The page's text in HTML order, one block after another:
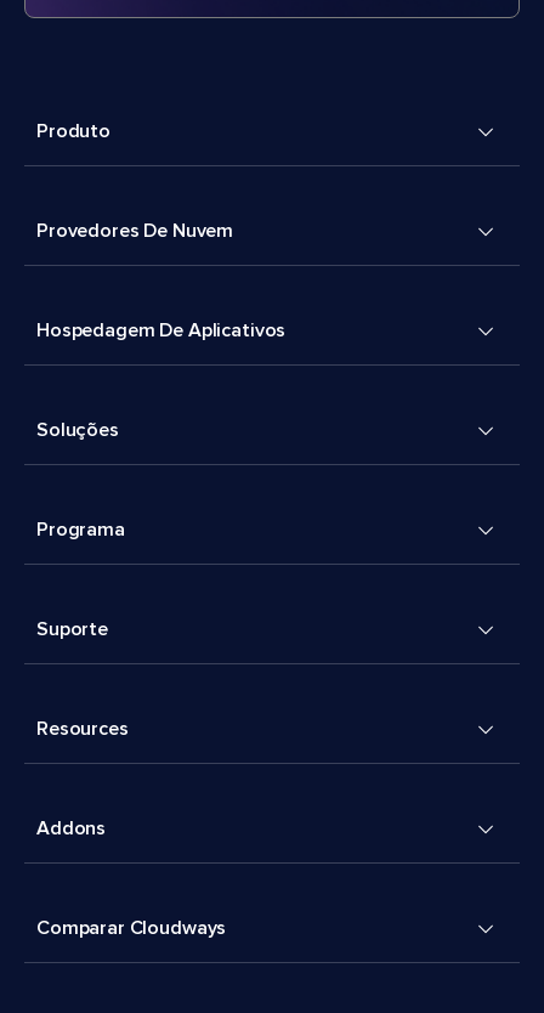
Produto
Provedores De Nuvem
Hospedagem De Aplicativos
Soluções
Programa
Suporte
Resources
Addons
Comparar Cloudways